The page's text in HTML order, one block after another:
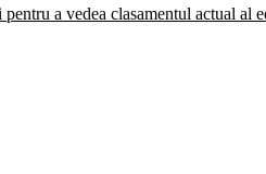
pentru a vedea clasamentul actual al